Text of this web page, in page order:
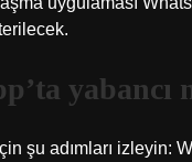
yabancı
şu adımları izleyin: